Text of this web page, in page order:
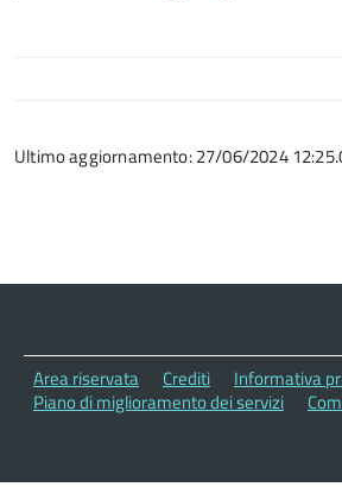
Ultimo aggiornamento: 27/06/2024
Area riservata Crediti Informativa
Piano di miglioramento dei servizi